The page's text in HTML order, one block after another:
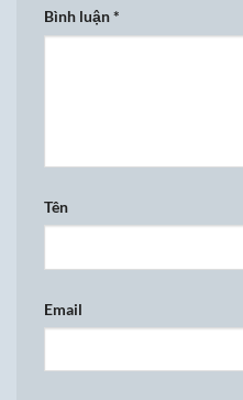
Bình luận*
Tên
Email